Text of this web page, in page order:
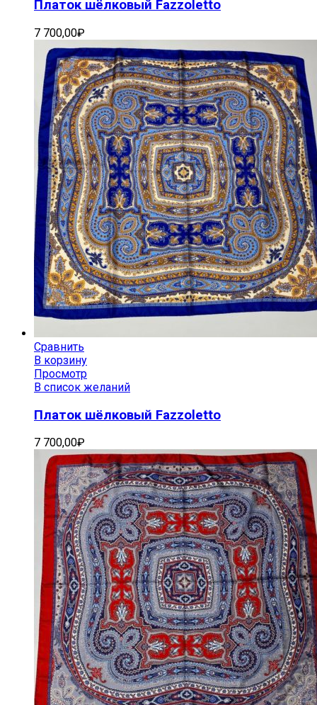
Платок шёлковый Fazzoletto
7 700,00₽
Сравнить
В корзину
Просмотр
В список желаний
Платок шёлковый Fazzoletto
7 700,00₽